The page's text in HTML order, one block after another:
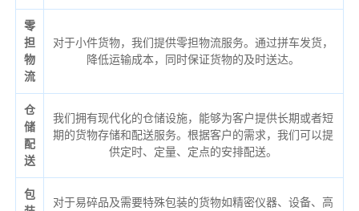
零
担
物
流
对于小件货物，我们提供零担物流服务。通过拼车发货，
降低运输成本，同时保证货物的及时送达。
仓
储
配
送
我们拥有现代化的仓储设施，能够为客户提供长期或者短
期的货物存储和配送服务。根据客户的需求，我们可以提
供定时、定量、定点的安排配送。
包
对于易碎品及需要特殊包装的货物如精密仪器、设备、高